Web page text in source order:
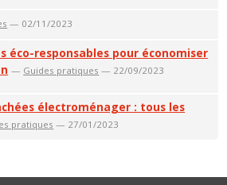
— 02/11/2023
éco-responsables pour économiser
— Guides pratiques — 22/09/2023
électroménager : tous les
pratiques — 27/01/2023